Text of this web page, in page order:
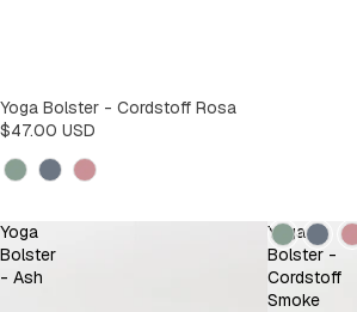
Yoga Bolster - Cordstoff Rosa
$47.00 USD
Kleur
Kleur
Yoga
Bolster
- Ash
Yoga
Bolster -
Cordstoff
Smoke